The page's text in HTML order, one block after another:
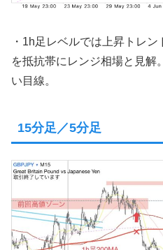
・1h足レベルでは上昇トレ
を抵抗帯にレンジ相場と見解
い目線。
15分足／5分足